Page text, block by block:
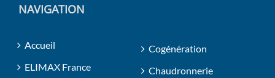
NAVIGATION
Accueil
ELIMAX France
Cogénération
Chaudronnerie